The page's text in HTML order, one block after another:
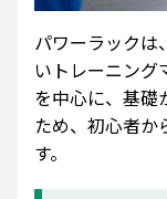
パワーラックは
いトレーニング
を中心に、基礎
ため、初心者か
す。